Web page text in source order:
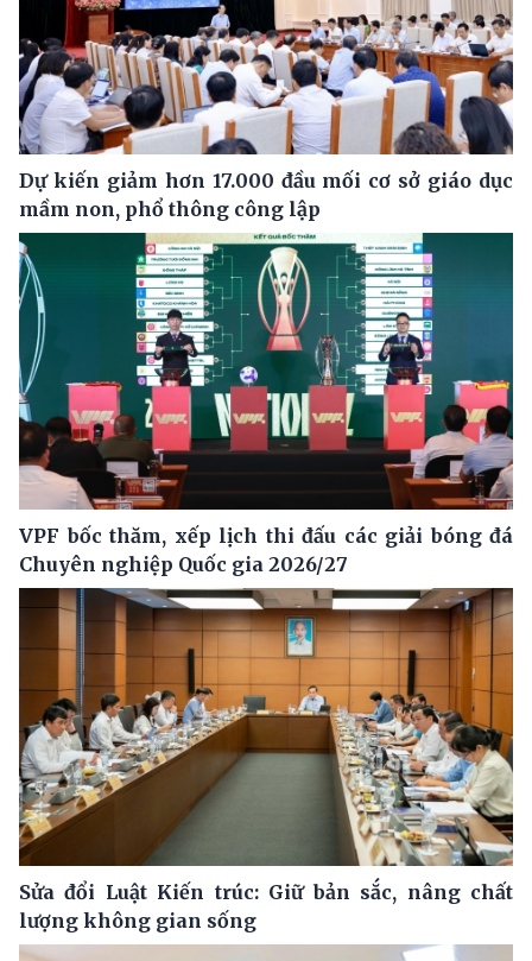
Dự kiến giảm hơn 17.000 đầu mối cơ sở giáo dục
mầm non, phổ thông công lập
VPF bốc thăm, xếp lịch thi đấu các giải bóng đá
Chuyên nghiệp Quốc gia 2026/27
Sửa đổi Luật Kiến trúc: Giữ bản sắc, nâng chất
lượng không gian sống